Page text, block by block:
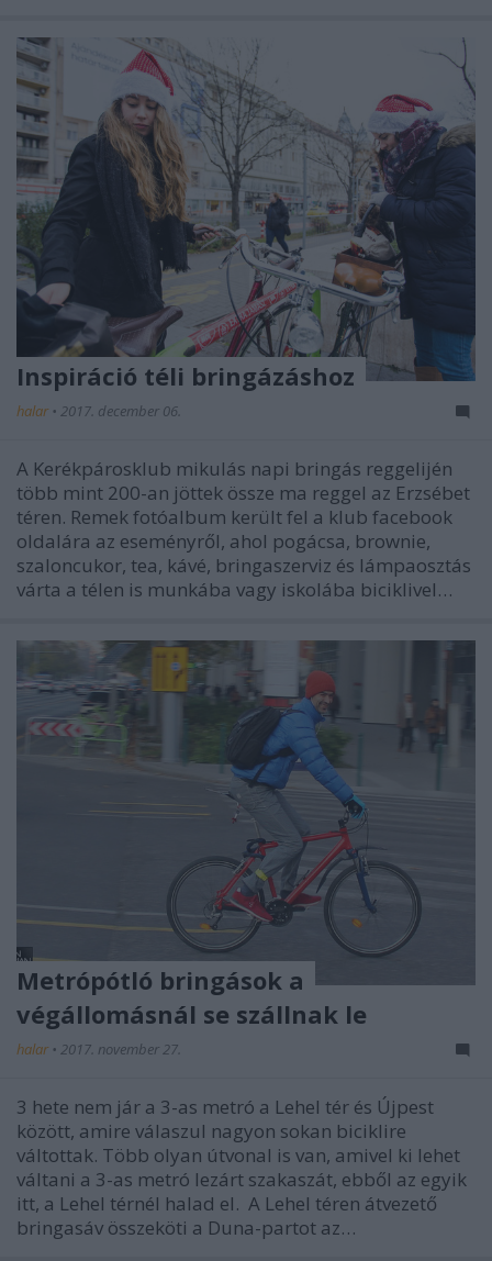
Inspiráció téli bringázáshoz
halar • 2017. december 06.
A Kerékpárosklub mikulás napi bringás reggelijén
több mint 200-an jöttek össze ma reggel az Erzsébet
téren. Remek fotóalbum került fel a klub facebook
oldalára az eseményről, ahol pogácsa, brownie,
szaloncukor, tea, kávé, bringaszerviz és lámpaosztás
várta a télen is munkába vagy iskolába biciklivel…
Metrópótló bringások a
végállomásnál se szállnak le
halar • 2017. november 27.
3 hete nem jár a 3-as metró a Lehel tér és Újpest
között, amire válaszul nagyon sokan biciklire
váltottak. Több olyan útvonal is van, amivel ki lehet
váltani a 3-as metró lezárt szakaszát, ebből az egyik
itt, a Lehel térnél halad el. A Lehel téren átvezető
bringasáv összeköti a Duna-partot az…